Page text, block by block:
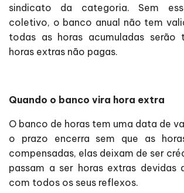
sindicato da categoria. Sem
coletivo, o banco anual não tem
todas as horas acumuladas serão
horas extras não pagas.
Quando o banco vira hora extra
O banco de horas tem uma data de
o prazo encerra sem que as
compensadas, elas deixam de ser
passam a ser horas extras devidas
com todos os seus reflexos.